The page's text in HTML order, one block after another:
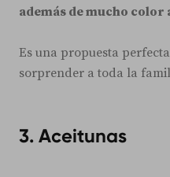
además de mucho color
Es una propuesta
sorprender a toda la
3. Aceitunas